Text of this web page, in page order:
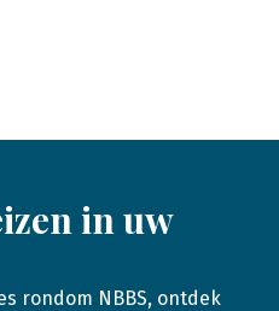
in uw
rondom NBBS, ontdek